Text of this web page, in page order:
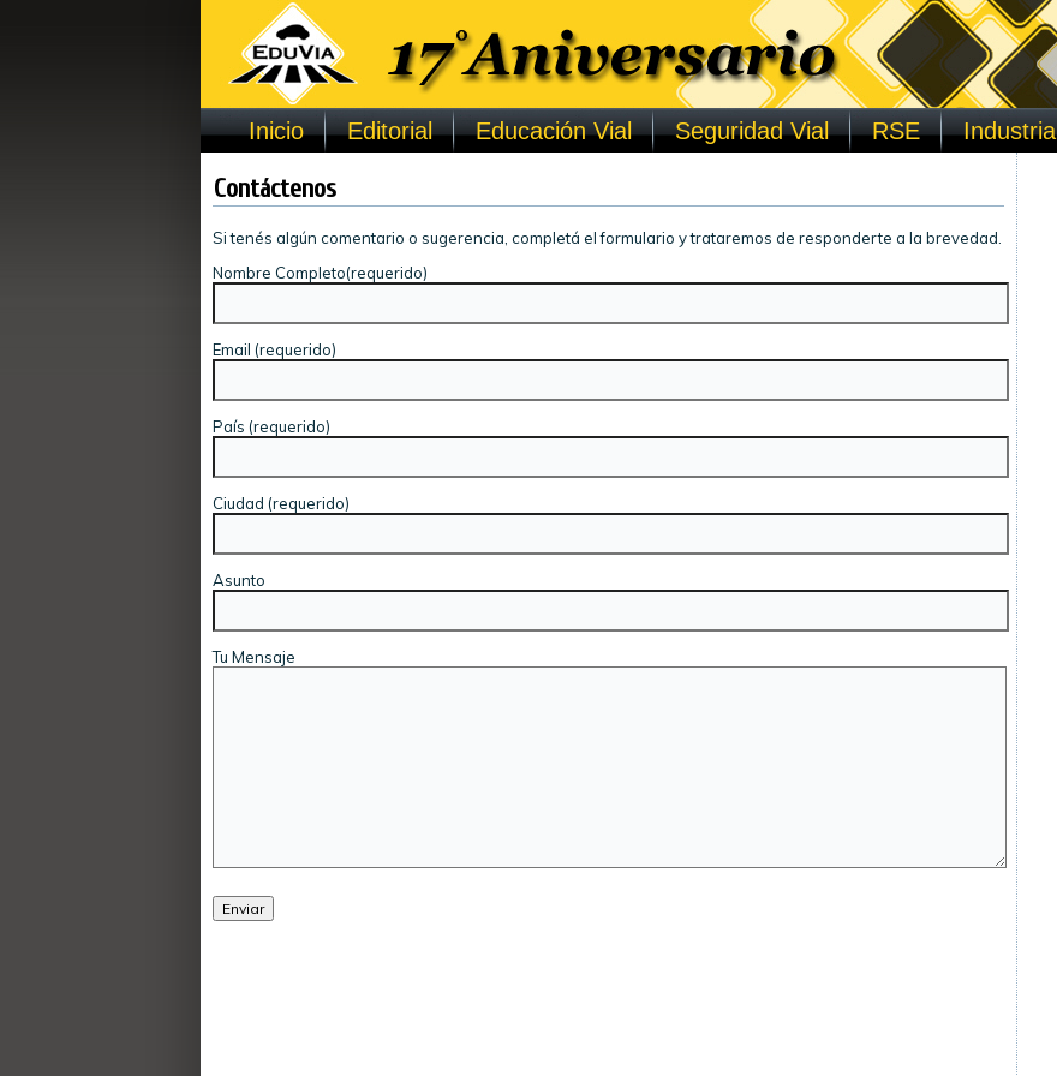
Inicio Editorial Educación Vial Seguridad Vial RSE Industria
Contáctenos
Si tenés algún comentario o sugerencia, completá el formulario y trataremos de responderte a la brevedad.
Nombre Completo(requerido)
Email (requerido)
País (requerido)
Ciudad (requerido)
Asunto
Tu Mensaje